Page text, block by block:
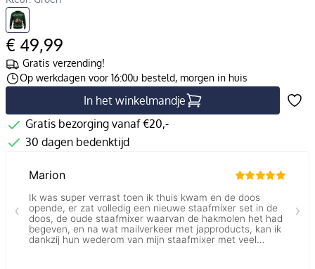
€ 49,99
Gratis verzending!
Op werkdagen voor 16:00u besteld, morgen in huis
In het winkelmandje
Gratis bezorging vanaf €20,-
30 dagen bedenktijd